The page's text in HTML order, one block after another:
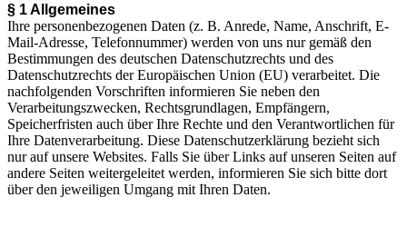
§ 1 Allgemeines
Ihre personenbezogenen Daten (z. B. Anrede, Name, Anschrift, E-
Mail-Adresse, Telefonnummer) werden von uns nur gemäß den
Bestimmungen des deutschen Datenschutzrechts und des
Datenschutzrechts der Europäischen Union (EU) verarbeitet. Die
nachfolgenden Vorschriften informieren Sie neben den
Verarbeitungszwecken, Rechtsgrundlagen, Empfängern,
Speicherfristen auch über Ihre Rechte und den Verantwortlichen für
Ihre Datenverarbeitung. Diese Datenschutzerklärung bezieht sich
nur auf unsere Websites. Falls Sie über Links auf unseren Seiten auf
andere Seiten weitergeleitet werden, informieren Sie sich bitte dort
über den jeweiligen Umgang mit Ihren Daten.